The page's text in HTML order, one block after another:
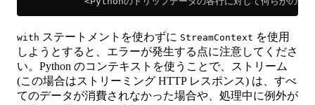
with ステートメントを使わずに StreamContext を使用
しようとすると、エラーが発生する点に注意してくださ
い。Python のコンテキストを使うことで、ストリーム
(この場合はストリーミング HTTP レスポンス) は、すべ
てのデータが消費されなかった場合や、処理中に例外が